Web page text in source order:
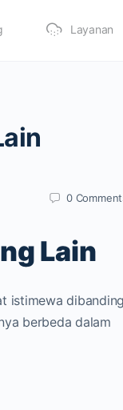
Layanan
0
Lain
istimewa
berbeda dalam